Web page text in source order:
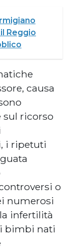
Reggio
causa
ricorso
i ripetuti
o
numerosi
infertilità
bimbi nati